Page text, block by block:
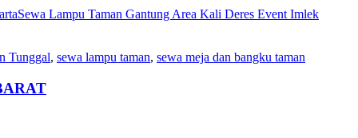
Sewa Lampu Taman Gantung Area Kali Deres Event Imlek
Tunggal, sewa lampu taman, sewa meja dan bangku taman